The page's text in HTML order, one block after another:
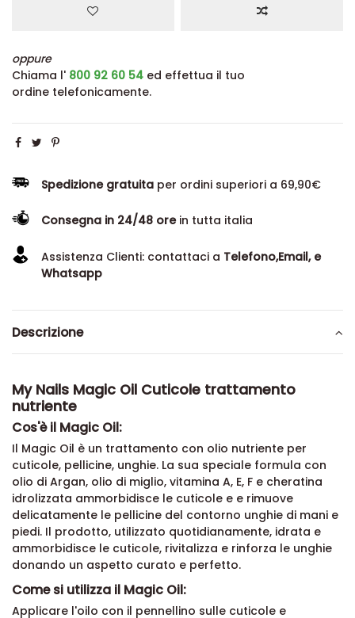
oppure
Chiama l' 800 92 60 54 ed effettua il tuo
ordine telefonicamente.
Spedizione gratuita per ordini superiori a 69,90€
Consegna in 24/48 orein tutta italia
Assistenza Clienti: contattaci a Telefono,Email, e
Whatsapp
Descrizione
My Nails Magic Oil Cuticole trattamento
nutriente
Cos'è il Magic Oil:
Il Magic Oil è un trattamento con olio nutriente per
cuticole, pellicine, unghie. La sua speciale formula con
olio di Argan, olio di miglio, vitamina A, E, F e cheratina
idrolizzata ammorbidisce le cuticole e e rimuove
delicatamente le pellicine del contorno unghie di mani e
piedi. Il prodotto, utilizzato quotidianamente, idrata e
ammorbidisce le cuticole, rivitalizza e rinforza le unghie
donando un aspetto curato e perfetto.
Come si utilizza il Magic Oil:
Applicare l'oilo con il pennellino sulle cuticole e